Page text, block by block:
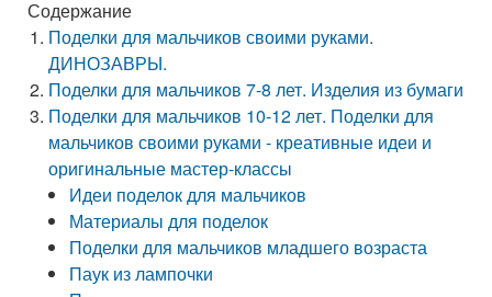
Содержание
Поделки для мальчиков своими руками.
ДИНОЗАВРЫ.
Поделки для мальчиков 7-8 лет. Изделия из бумаги
Поделки для мальчиков 10-12 лет. Поделки для
мальчиков своими руками - креативные идеи и
оригинальные мастер-классы
Идеи поделок для мальчиков
Материалы для поделок
Поделки для мальчиков младшего возраста
Паук из лампочки